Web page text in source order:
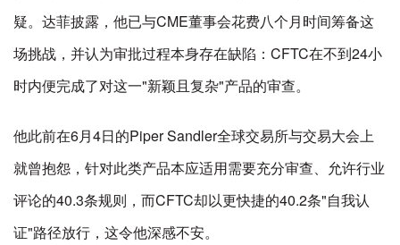
疑。达菲披露，他已与CME董事会花费八个月时间筹备这
场挑战，并认为审批过程本身存在缺陷：CFTC在不到24小
时内便完成了对这一"新颖且复杂"产品的审查。
他此前在6月4日的Piper Sandler全球交易所与交易大会上
就曾抱怨，针对此类产品本应适用需要充分审查、允许行业
评论的40.3条规则，而CFTC却以更快捷的40.2条"自我认
证"路径放行，这令他深感不安。